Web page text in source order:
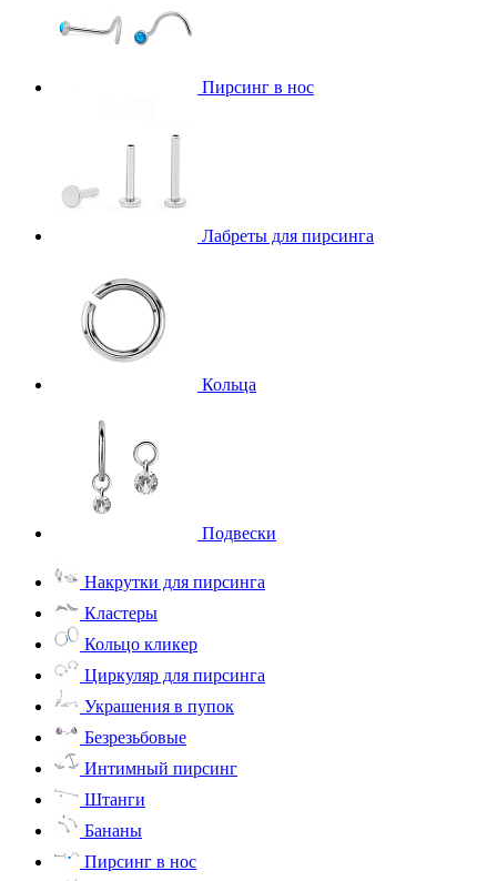
Пирсинг в нос
Лабреты для пирсинга
Кольца
Подвески
Накрутки для пирсинга
Кластеры
Кольцо кликер
Циркуляр для пирсинга
Украшения в пупок
Безрезьбовые
Интимный пирсинг
Штанги
Бананы
Пирсинг в нос